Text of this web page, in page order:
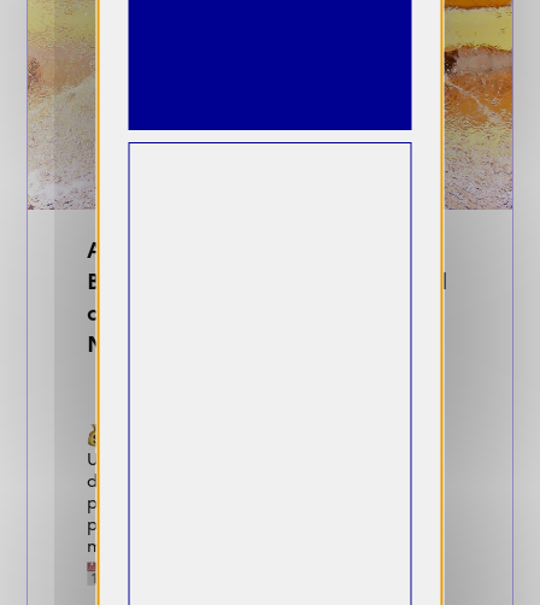
Appel à candidature. Starting-
Blocks NCY - Festival International
de la Photographie Sportive de
Nancy
Un droit d’exposition sous forme de droits
d‘auteur d’un montant de 350 Euros TTC
pour les photographes retenues. Un ou
plusieurs prix seront décernés d’une valeur
minimum de 1 000 Euros TTC.